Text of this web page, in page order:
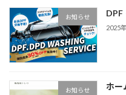
お知らせ DPF
2025
お知らせ ホー